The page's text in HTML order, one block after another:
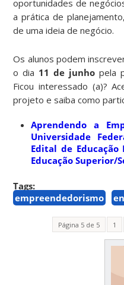
oportunidades de
a prática de
de uma ideia de negócio.
Os alunos podem
o dia 11 de junho pela
Ficou interessado (a)?
projeto e saiba como
Aprendendo a
Universidade
Edital de Educação
Educação Superior/
Tags:
empreendedorismo
Página 5 de 5 1